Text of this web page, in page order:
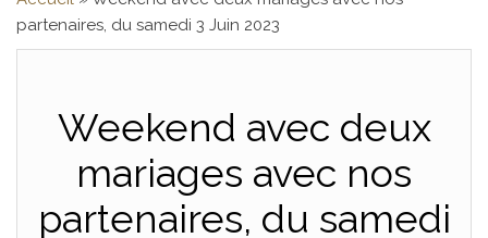
SONO , DJ
SPEAKER,
partenaires, du samedi 3 Juin 2023
Weekend avec deux
mariages avec nos
partenaires, du samedi